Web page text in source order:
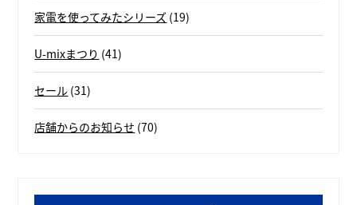
家電を使ってみたシリーズ (19)
U-mixまつり (41)
セール (31)
店舗からのお知らせ (70)